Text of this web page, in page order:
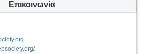
Επικοινωνία